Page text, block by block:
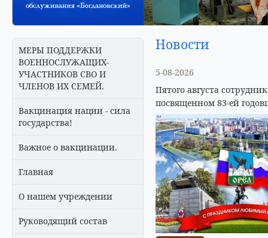
МЕРЫ ПОДДЕРЖКИ
ВОЕННОСЛУЖАЩИХ-
УЧАСТНИКОВ СВО И
ЧЛЕНОВ ИХ СЕМЕЙ.
Вакцинация нации - сила
государства!
Важное о вакцинации.
Главная
О нашем учреждении
Руководящий состав
Новости
5-08-2026
Пятого августа
посвященном 83-ей